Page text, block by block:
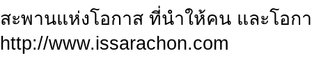
สะพานแห่งโอกาส ที่นำให้คน และโอก
http://www.issarachon.com